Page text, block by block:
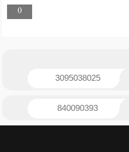
0
3095038025
840090393